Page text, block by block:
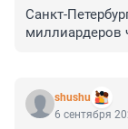
Санкт-
миллиардеров
shushu
6 сентября